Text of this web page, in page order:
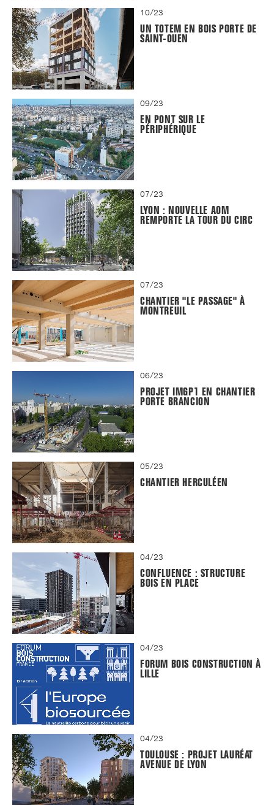
10/23
UN TOTEM EN BOIS PORTE DE
SAINT-OUEN
09/23
EN PONT SUR LE
PÉRIPHÉRIQUE
07/23
LYON : NOUVELLE AOM
REMPORTE LA TOUR DU CIRC
07/23
CHANTIER "LE PASSAGE" À
MONTREUIL
06/23
PROJET IMGP1 EN CHANTIER
PORTE BRANCION
05/23
CHANTIER HERCULÉEN
04/23
CONFLUENCE : STRUCTURE
BOIS EN PLACE
04/23
FORUM BOIS CONSTRUCTION À
LILLE
04/23
TOULOUSE : PROJET LAURÉAT
AVENUE DE LYON